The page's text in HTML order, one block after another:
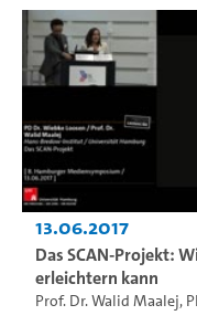
13.06.2017
Das SCAN-Projekt:
erleichtern kann
Prof. Dr. Walid Maalej,